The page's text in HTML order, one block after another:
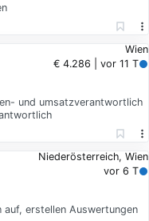
Wien
€ 4.286 | vor 11 T
und umsatzverantwortlich
Niederösterreich, Wien
vor 6 T
erstellen Auswertungen